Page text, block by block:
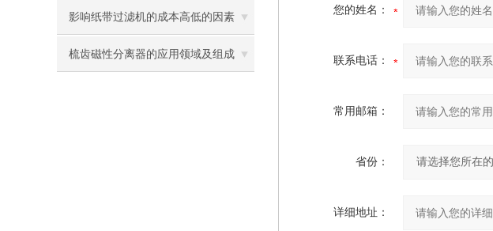
影响纸带过滤机的成本高低的因素
梳齿磁性分离器的应用领域及组成
您的姓名：
联系电话：
常用邮箱：
省份：
详细地址：